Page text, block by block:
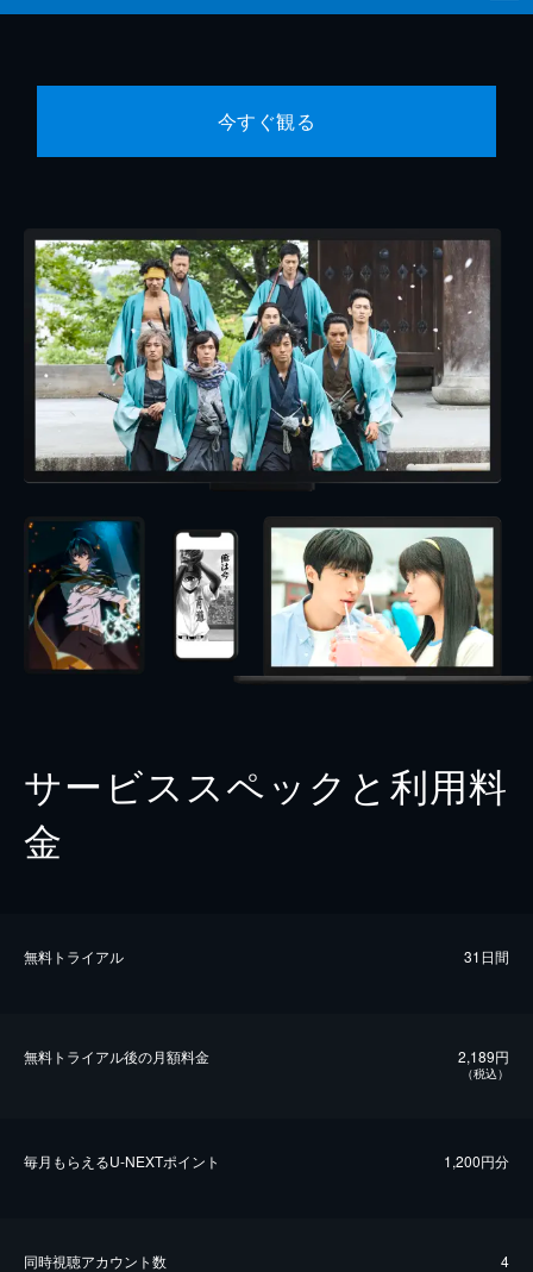
今すぐ観る
サービススペックと利用料
金
無料トライアル 31日間
無料トライアル後の⽉額料金 2,189円
（税込）
毎⽉もらえるU-NEXTポイント 1,200円分
同時視聴アカウント数 4